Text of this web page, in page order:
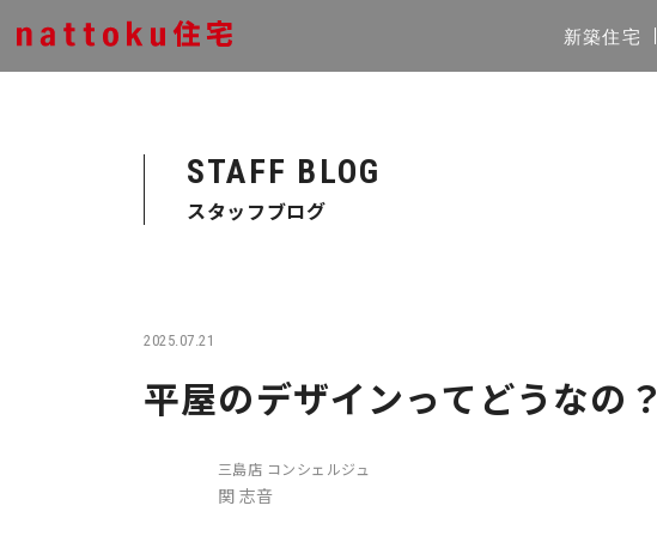
新築住宅
STAFF BLOG
スタッフブログ
2025.07.21
平屋のデザインってどうなの？
三島店 コンシェルジュ
関 志音